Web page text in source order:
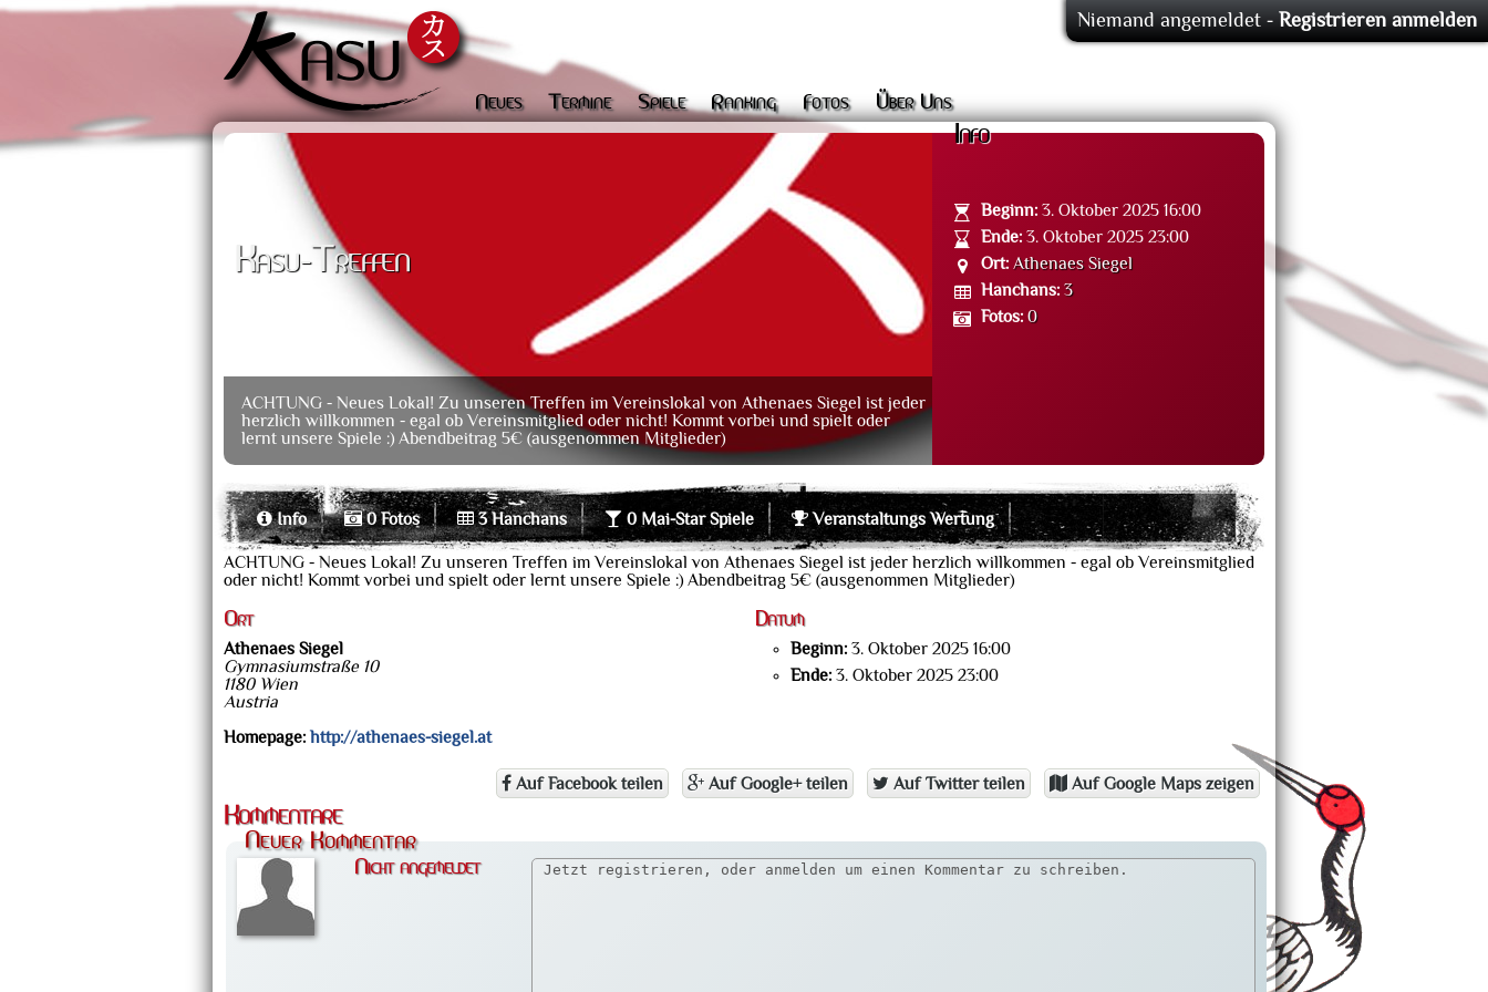
Neues Termine Spiele Ranking Fotos Über Uns
Info
Beginn: 3. Oktober 2025 16:00
Ende: 3. Oktober 2025 23:00
Ort: Athenaes Siegel
Hanchans: 3
Fotos: 0
Kasu-Treffen
ACHTUNG - Neues Lokal! Zu unseren Treffen im Vereinslokal von Athenaes Siegel ist jeder
herzlich willkommen - egal ob Vereinsmitglied oder nicht! Kommt vorbei und spielt oder
lernt unsere Spiele :) Abendbeitrag 5€ (ausgenommen Mitglieder)
Info 0 Fotos 3 Hanchans 0 Mai-Star Spiele Veranstaltungs Wertung
ACHTUNG - Neues Lokal! Zu unseren Treffen im Vereinslokal von Athenaes Siegel ist jeder herzlich willkommen - egal ob Vereinsmitglied
oder nicht! Kommt vorbei und spielt oder lernt unsere Spiele :) Abendbeitrag 5€ (ausgenommen Mitglieder)
Ort
Athenaes Siegel
Gymnasiumstraße 10
1180 Wien
Austria
Homepage: http://athenaes-siegel.at
Datum
Beginn: 3. Oktober 2025 16:00
Ende: 3. Oktober 2025 23:00
Auf Facebook teilen Auf Google+ teilen Auf Twitter teilen Auf Google Maps zeigen
Kommentare
Neuer Kommentar
Nicht angemeldet
Niemand angemeldet -Registrieren anmelden